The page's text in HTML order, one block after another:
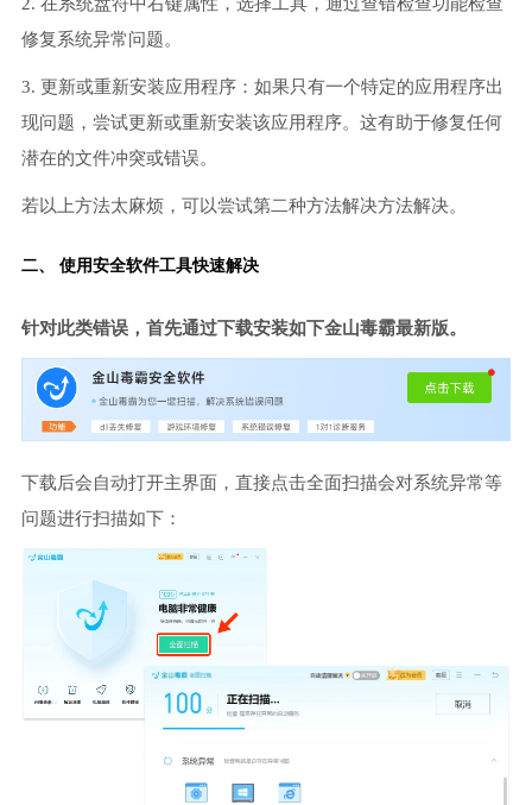
修复系统异常问题。
3. 更新或重新安装应用程序：如果只有一个特定的应用程序出
现问题，尝试更新或重新安装该应用程序。这有助于修复任何
潜在的文件冲突或错误。
若以上方法太麻烦，可以尝试第二种方法解决方法解决。
二、 使用安全软件工具快速解决
针对此类错误，首先通过下载安装如下金山毒霸最新版。
下载后会自动打开主界面，直接点击全面扫描会对系统异常等
问题进行扫描如下：